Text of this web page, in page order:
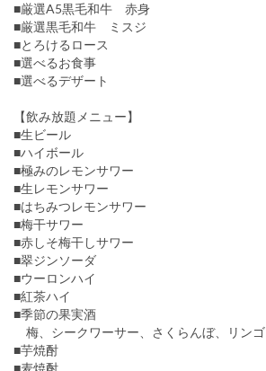
■厳選A5黒毛和牛 赤身
■厳選黒毛和牛 ミスジ
■とろけるロース
■選べるお食事
■選べるデザート
【飲み放題メニュー】
■生ビール
■ハイボール
■極みのレモンサワー
■生レモンサワー
■はちみつレモンサワー
■梅干サワー
■赤しそ梅干しサワー
■翠ジンソーダ
■ウーロンハイ
■紅茶ハイ
■季節の果実酒
梅、シークワーサー、さくらんぼ、リンゴ
■芋焼酎